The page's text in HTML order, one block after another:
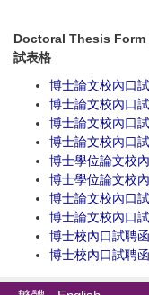
Doctoral Thesis Form
試表格
博士論文校內口
博士論文校內口
博士論文校內口
博士論文校內口
博士學位論文校
博士學位論文校
博士論文校內口
博士論文校內口
博士校內口試聘
博士校內口試聘